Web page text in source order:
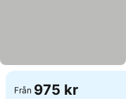
Från 975 kr